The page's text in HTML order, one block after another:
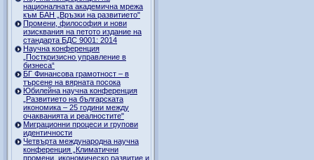
националната академична мрежа
към БАН „Връзки на развитието"
Промени, философия и нови
изисквания на петото издание на
стандарта БДС 9001: 2014
Научна конференция
„Посткризисно управление в
бизнеса“
БГ Финансова грамотност – в
търсене на вярната посока
Юбилейна научна конференция
„Развитието на българската
икономика – 25 години между
очакванията и реалностите"
Миграционни процеси и групови
идентичности
Четвърта международна научна
конференция „Климатични
промени, икономическо развитие и